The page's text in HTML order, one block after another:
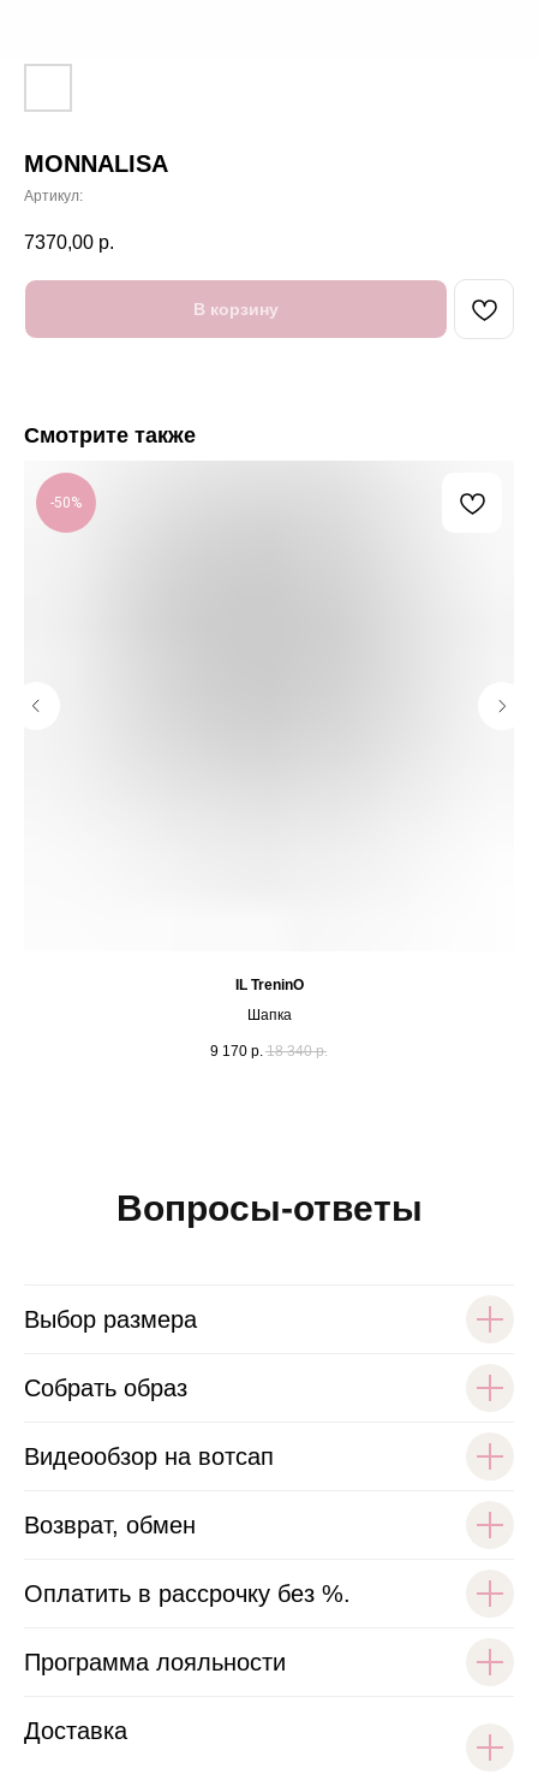
MONNALISA
Артикул:
7370,00 р.
В корзину
Смотрите также
-50%
IL TreninO
Шапка
9 170 р. 18 340 р.
Вопросы-ответы
Выбор размера
Собрать образ
Видеообзор на вотсап
Возврат, обмен
Оплатить в рассрочку без %.
Программа лояльности
Доставка